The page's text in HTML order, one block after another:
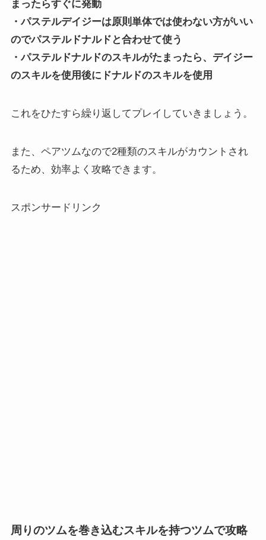
まったらすぐに発動
・パステルデイジーは原則単体では使わない方がいい
のでパステルドナルドと合わせて使う
・パステルドナルドのスキルがたまったら、デイジー
のスキルを使用後にドナルドのスキルを使用
これをひたすら繰り返してプレイしていきましょう。
また、ペアツムなので2種類のスキルがカウントされ
るため、効率よく攻略できます。
スポンサードリンク
周りのツムを巻き込むスキルを持つツムで攻略